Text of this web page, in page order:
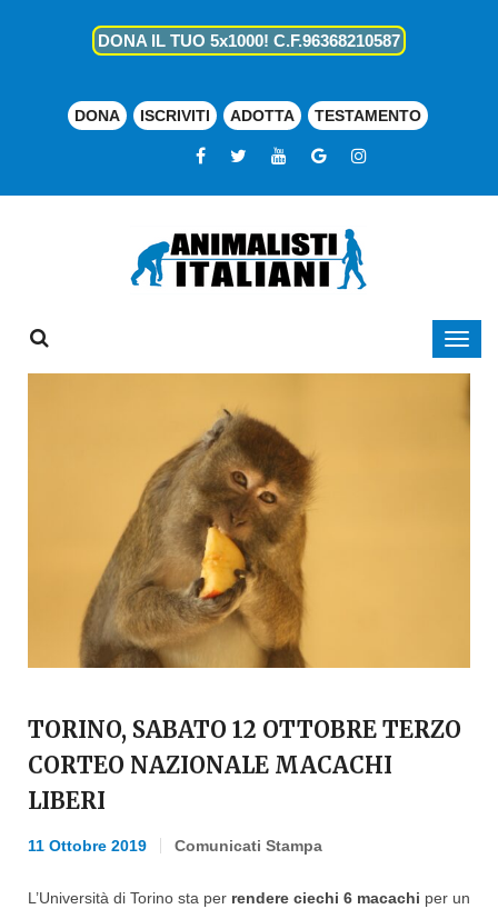
DONA IL TUO 5x1000! C.F.96368210587
DONA ISCRIVITI ADOTTA TESTAMENTO
TORINO, SABATO 12 OTTOBRE TERZO
CORTEO NAZIONALE MACACHI
LIBERI
11 Ottobre 2019 Comunicati Stampa
L’Università di Torino sta per rendere ciechi 6 macachi per un